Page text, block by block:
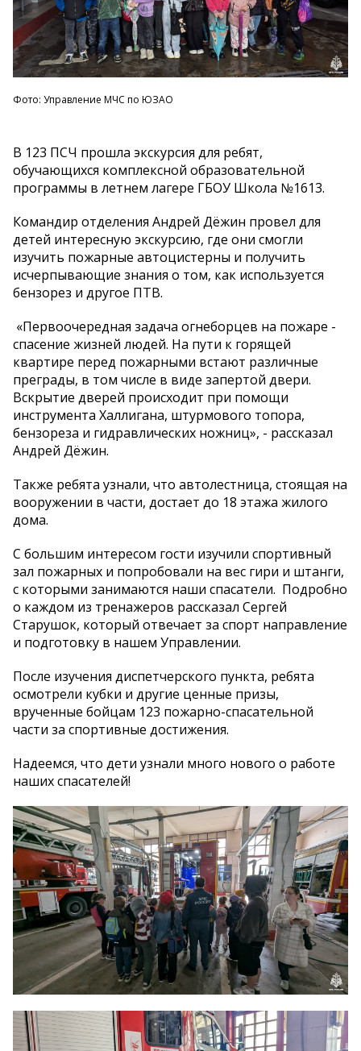
Фото: Управление МЧС по ЮЗАО
В 123 ПСЧ прошла экскурсия для ребят,
обучающихся комплексной образовательной
программы в летнем лагере ГБОУ Школа №1613.
Командир отделения Андрей Дёжин провел для
детей интересную экскурсию, где они смогли
изучить пожарные автоцистерны и получить
исчерпывающие знания о том, как используется
бензорез и другое ПТВ.
«Первоочередная задача огнеборцев на пожаре -
спасение жизней людей. На пути к горящей
квартире перед пожарными встают различные
преграды, в том числе в виде запертой двери.
Вскрытие дверей происходит при помощи
инструмента Халлигана, штурмового топора,
бензореза и гидравлических ножниц», - рассказал
Андрей Дёжин.
Также ребята узнали, что автолестница, стоящая на
вооружении в части, достает до 18 этажа жилого
дома.
С большим интересом гости изучили спортивный
зал пожарных и попробовали на вес гири и штанги,
с которыми занимаются наши спасатели. Подробно
о каждом из тренажеров рассказал Сергей
Старушок, который отвечает за спорт направление
и подготовку в нашем Управлении.
После изучения диспетчерского пункта, ребята
осмотрели кубки и другие ценные призы,
врученные бойцам 123 пожарно-спасательной
части за спортивные достижения.
Надеемся, что дети узнали много нового о работе
наших спасателей!